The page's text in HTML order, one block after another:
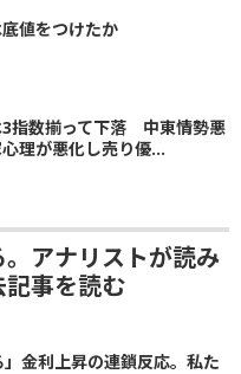
値をつけたか
3指数揃って下落 中東情勢悪
理が悪化し売り優...
。アナリストが読み
事を読む
」金利上昇の連鎖反応。私た